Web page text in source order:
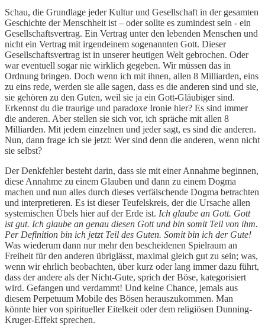
Schau, die Grundlage jeder Kultur und Gesellschaft in der gesamten
Geschichte der Menschheit ist – oder sollte es zumindest sein - ein
Gesellschaftsvertrag. Ein Vertrag unter den lebenden Menschen und
nicht ein Vertrag mit irgendeinem sogenannten Gott. Dieser
Gesellschaftsvertrag ist in unserer heutigen Welt gebrochen. Oder
war eventuell sogar nie wirklich gegeben. Wir müssen das in
Ordnung bringen. Doch wenn ich mit ihnen, allen 8 Milliarden, eins
zu eins rede, werden sie alle sagen, dass es die anderen sind und sie,
sie gehören zu den Guten, weil sie ja ein Gott-Gläubiger sind.
Erkennst du die traurige und paradoxe Ironie hier? Es sind immer
die anderen. Aber stellen sie sich vor, ich spräche mit allen 8
Milliarden. Mit jedem einzelnen und jeder sagt, es sind die anderen.
Nun, dann frage ich sie jetzt: Wer sind denn die anderen, wenn nicht
sie selbst?
Der Denkfehler besteht darin, dass sie mit einer Annahme beginnen,
diese Annahme zu einem Glauben und dann zu einem Dogma
machen und nun alles durch dieses verfälschende Dogma betrachten
und interpretieren. Es ist dieser Teufelskreis, der die Ursache allen
systemischen Übels hier auf der Erde ist. Ich glaube an Gott. Gott
ist gut. Ich glaube an genau diesen Gott und bin somit Teil von ihm.
Per Definition bin ich jetzt Teil des Guten. Somit bin ich der Gute!
Was wiederum dann nur mehr den bescheidenen Spielraum an
Freiheit für den anderen übriglässt, maximal gleich gut zu sein; was,
wenn wir ehrlich beobachten, über kurz oder lang immer dazu führt,
dass der andere als der Nicht-Gute, sprich der Böse, kategorisiert
wird. Gefangen und verdammt! Und keine Chance, jemals aus
diesem Perpetuum Mobile des Bösen herauszukommen. Man
könnte hier von spiritueller Eitelkeit oder dem religiösen Dunning-
Kruger-Effekt sprechen.